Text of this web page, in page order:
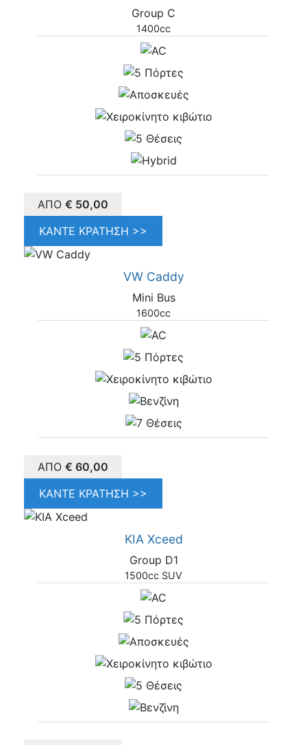
Group C
1400cc
ΑΠΌ € 50,00
ΚΆΝΤΕ ΚΡΆΤΗΣΗ >>
VW Caddy
Mini Bus
1600cc
ΑΠΌ € 60,00
ΚΆΝΤΕ ΚΡΆΤΗΣΗ >>
KIA Xceed
Group D1
1500cc SUV